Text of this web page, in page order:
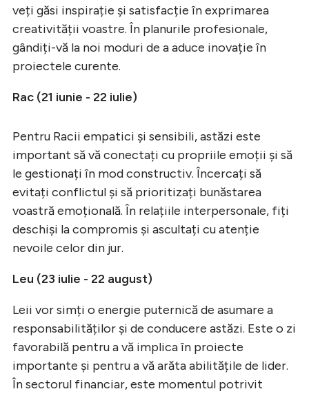
veți găsi inspirație și satisfacție în exprimarea
creativității voastre. În planurile profesionale,
gândiți-vă la noi moduri de a aduce inovație în
proiectele curente.
Rac (21 iunie - 22 iulie)
Pentru Racii empatici și sensibili, astăzi este
important să vă conectați cu propriile emoții și să
le gestionați în mod constructiv. Încercați să
evitați conflictul și să prioritizați bunăstarea
voastră emoțională. În relațiile interpersonale, fiți
deschiși la compromis și ascultați cu atenție
nevoile celor din jur.
Leu (23 iulie - 22 august)
Leii vor simți o energie puternică de asumare a
responsabilităților și de conducere astăzi. Este o zi
favorabilă pentru a vă implica în proiecte
importante și pentru a vă arăta abilitățile de lider.
În sectorul financiar, este momentul potrivit